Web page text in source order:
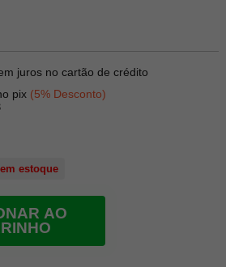
juros no cartão de crédito
pix (5% Desconto)
estoque
AO